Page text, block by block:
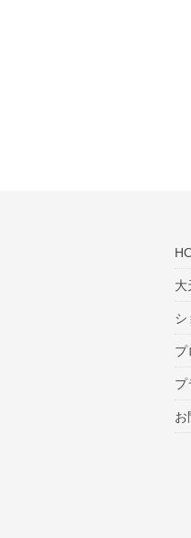
大
シ
プ
プ
お